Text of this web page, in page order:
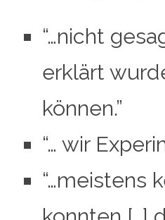
“…nicht
erklärt
können.”
“… wir
“…meistens